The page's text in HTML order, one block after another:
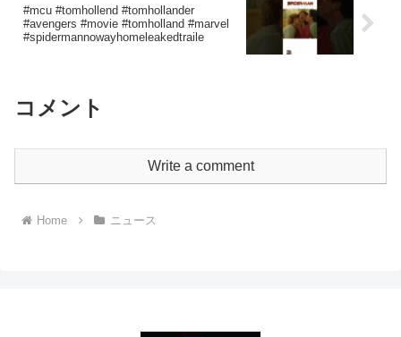
#mcu #tomhollend #tomhollander
#avengers #movie #tomholland #marvel
#spidermannowayhomeleakedtraile
コメント
Write a comment
Home ニュース